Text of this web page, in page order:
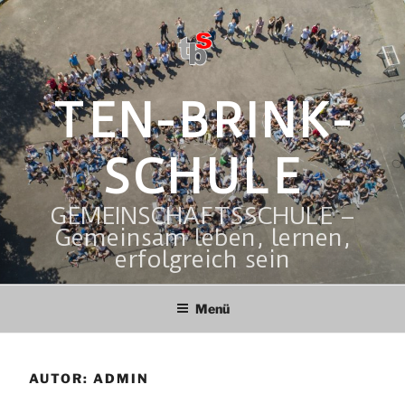
Zum
Inhalt
springen
TEN-BRINK-
SCHULE
GEMEINSCHAFTSSCHULE –
Gemeinsam leben, lernen,
erfolgreich sein
Menü
AUTOR: ADMIN